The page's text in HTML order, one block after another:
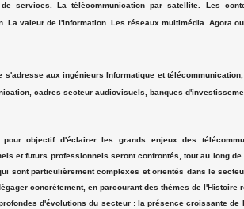
de services. La télécommunication par satellite. Les
La valeur de l'information. Les réseaux multimédia. Agora ou
s'adresse aux ingénieurs Informatique et
cadres secteur audiovisuels, banques
objectif d'éclairer les grands enjeux des
et futurs professionnels seront confrontés, tout au long
sont particulièrement complexes et orientés dans le
concrètement, en parcourant des thèmes de l'Histoire
d'évolutions du secteur : la présence croissante de